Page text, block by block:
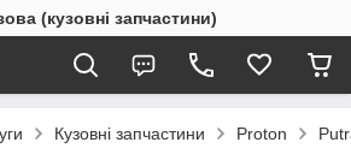
(кузовні запчастини)
Кузовні запчастини Proton